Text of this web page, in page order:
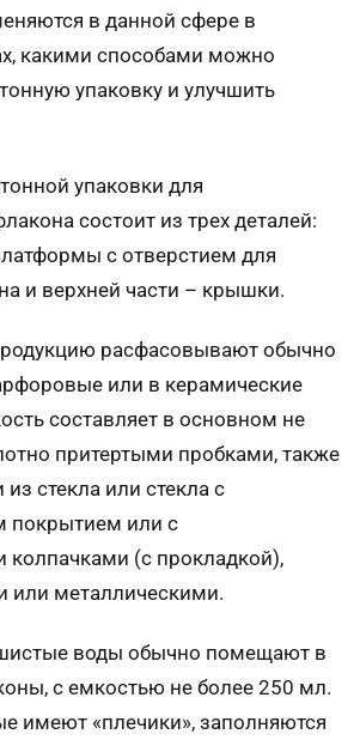
в данной сфере в
какими способами можно
упаковку и улучшить
упаковки для
состоит из трех деталей:
с отверстием для
и верхней части – крышки.
расфасовывают обычно
или в керамические
составляет в основном не
притертыми пробками, также
стекла или стекла с
покрытием или с
колпачками (с прокладкой),
или металлическими.
воды обычно помещают в
с емкостью не более 250 мл.
имеют «плечики», заполняются